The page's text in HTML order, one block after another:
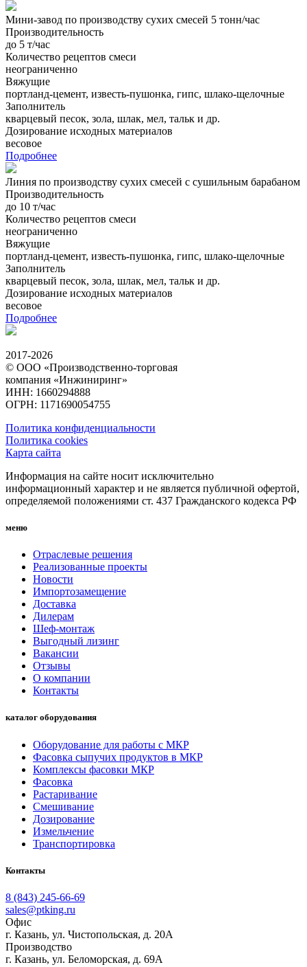
Мини-завод по производству сухих смесей 5 тонн/час
Производительность
до 5 т/час
Количество рецептов смеси
неограниченно
Вяжущие
портланд-цемент, известь-пушонка, гипс, шлако-щелочные
Заполнитель
кварцевый песок, зола, шлак, мел, тальк и др.
Дозирование исходных материалов
весовое
Подробнее
Линия по производству сухих смесей с сушильным барабаном
Производительность
до 10 т/час
Количество рецептов смеси
неограниченно
Вяжущие
портланд-цемент, известь-пушонка, гипс, шлако-щелочные
Заполнитель
кварцевый песок, зола, шлак, мел, тальк и др.
Дозирование исходных материалов
весовое
Подробнее
2017-2026
© ООО «Производственно-торговая
компания «Инжиниринг»
ИНН: 1660294888
ОГРН: 1171690054755
Политика конфиденциальности
Политика cookies
Карта сайта
Информация на сайте носит исключительно
информационный характер и не является публичной офертой,
определяемой положениями ст. 437 Гражданского кодекса РФ
меню
Отраслевые решения
Реализованные проекты
Новости
Импортозамещение
Доставка
Дилерам
Шеф-монтаж
Выгодный лизинг
Вакансии
Отзывы
О компании
Контакты
каталог оборудования
Оборудование для работы с МКР
Фасовка сыпучих продуктов в МКР
Комплексы фасовки МКР
Фасовка
Растаривание
Смешивание
Дозирование
Измельчение
Транспортировка
Контакты
8 (843) 245-66-69
sales@ptking.ru
Офис
г. Казань, ул. Чистопольская, д. 20А
Производство
г. Казань, ул. Беломорская, д. 69А